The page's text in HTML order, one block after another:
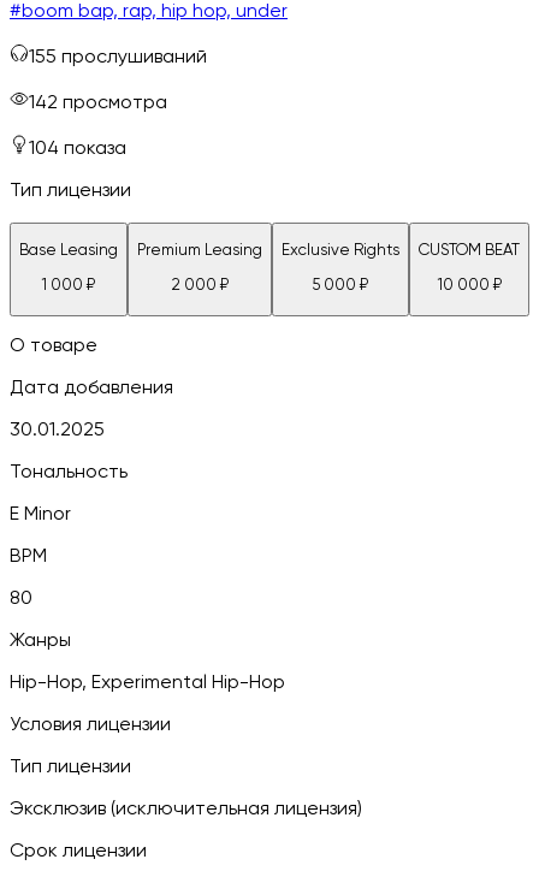
#boom bap, rap, hip hop, under
155 прослушиваний
142 просмотра
104 показа
Тип лицензии
Base Leasing
1 000 ₽
Premium Leasing
2 000 ₽
Exclusive Rights
5 000 ₽
CUSTOM BEAT
10 000 ₽
О товаре
Дата добавления
30.01.2025
Тональность
E Minor
BPM
80
Жанры
Hip-Hop, Experimental Hip-Hop
Условия лицензии
Тип лицензии
Эксклюзив (исключительная лицензия)
Срок лицензии